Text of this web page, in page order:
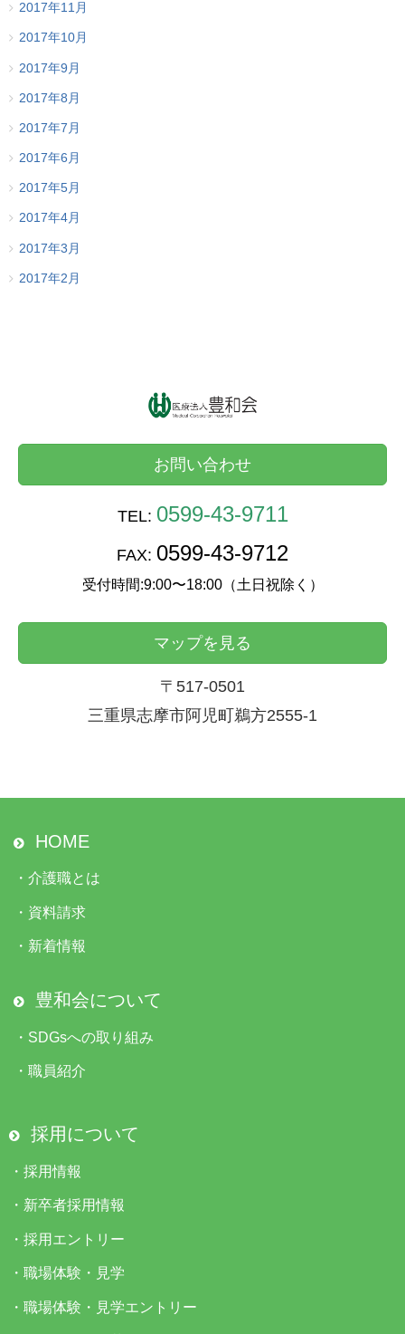
2017年11月
2017年10月
2017年9月
2017年8月
2017年7月
2017年6月
2017年5月
2017年4月
2017年3月
2017年2月
お問い合わせ
TEL: 0599-43-9711
FAX: 0599-43-9712
受付時間:9:00〜18:00（土日祝除く）
マップを見る
〒517-0501
三重県志摩市阿児町鵜方2555-1
HOME
・ 介護職とは
・ 資料請求
・ 新着情報
豊和会について
・ SDGsへの取り組み
・ 職員紹介
採用について
・ 採用情報
・ 新卒者採用情報
・ 採用エントリー
・ 職場体験・見学
・ 職場体験・見学エントリー